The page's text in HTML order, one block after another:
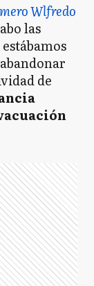
Wlfredo
las
de